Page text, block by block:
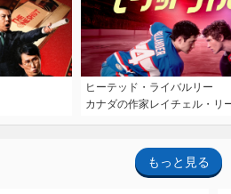
ヒーテッド・ライバルリー
カナダの作家レイチェル・リ
もっと見る